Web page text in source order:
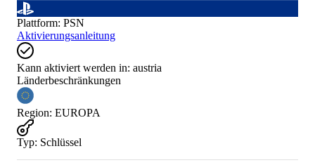
Plattform: PSN
Aktivierungsanleitung
Kann aktiviert werden in: austria
Länderbeschränkungen
Region: EUROPA
Typ: Schlüssel